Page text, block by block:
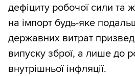
дефіциту робочої сили та
на імпорт будь-яке
державних витрат
випуску зброї, а лише до
внутрішньої інфляції.